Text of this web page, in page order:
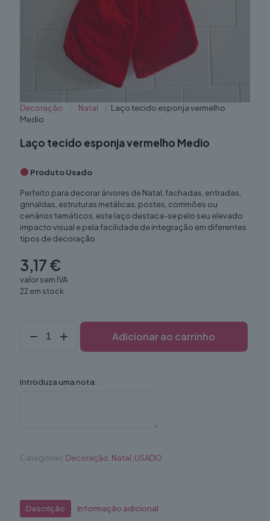
Decoração Natal
Laço tecido esponja vermelho
Medio
Laço tecido esponja vermelho Medio
Produto Usado
Perfeito para decorar árvores de Natal, fachadas, entradas,
grinaldas, estruturas metálicas, postes, corrimões ou
cenários temáticos, este laço destaca-se pelo seu elevado
impacto visual e pela facilidade de integração em diferentes
tipos de decoração.
3,17€
valor sem IVA
22 em stock
vermelho
Adicionar ao carrinho
Introduza uma nota:
Categorias: Decoração Natal USADO
Descrição Informação adicional